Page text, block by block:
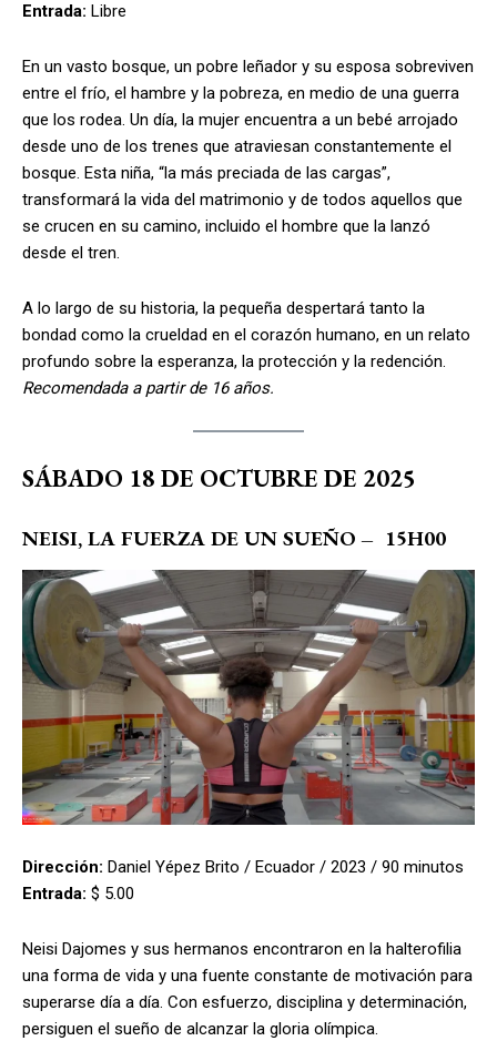
Entrada: Libre
En un vasto bosque, un pobre leñador y su esposa sobreviven
entre el frío, el hambre y la pobreza, en medio de una guerra
que los rodea. Un día, la mujer encuentra a un bebé arrojado
desde uno de los trenes que atraviesan constantemente el
bosque. Esta niña, “la más preciada de las cargas”,
transformará la vida del matrimonio y de todos aquellos que
se crucen en su camino, incluido el hombre que la lanzó
desde el tren.
A lo largo de su historia, la pequeña despertará tanto la
bondad como la crueldad en el corazón humano, en un relato
profundo sobre la esperanza, la protección y la redención.
Recomendada a partir de 16 años.
SÁBADO 18 DE OCTUBRE DE 2025
NEISI, LA FUERZA DE UN SUEÑO – 15H00
Dirección: Daniel Yépez Brito / Ecuador / 2023 / 90 minutos
Entrada: $ 5.00
Neisi Dajomes y sus hermanos encontraron en la halterofilia
una forma de vida y una fuente constante de motivación para
superarse día a día. Con esfuerzo, disciplina y determinación,
persiguen el sueño de alcanzar la gloria olímpica.